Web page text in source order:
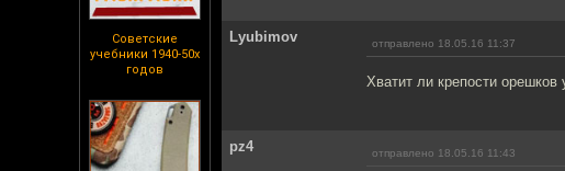
Советские
учебники 1940-50х
годов
Lyubimov отправлено 18.05.16 11:37
Хватит ли крепости
pz4 отправлено 18.05.16 11:43